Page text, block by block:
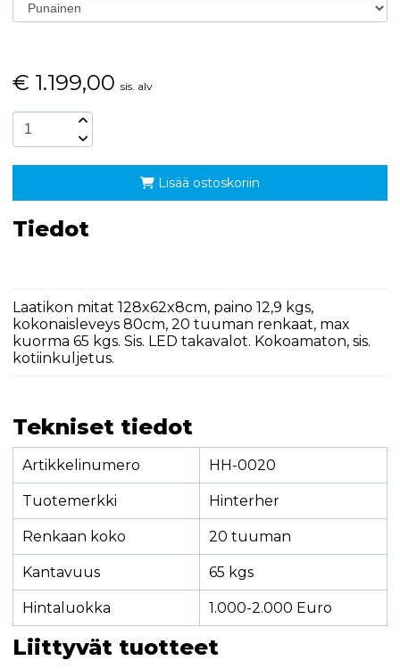
€ 1.199,00 sis. alv
Lisää ostoskoriin
Tiedot
Laatikon mitat 128x62x8cm, paino 12,9 kgs,
kokonaisleveys 80cm, 20 tuuman renkaat, max
kuorma 65 kgs. Sis. LED takavalot. Kokoamaton, sis.
kotiinkuljetus.
Tekniset tiedot
Artikkelinumero HH-0020
Tuotemerkki Hinterher
Renkaan koko 20 tuuman
Kantavuus 65 kgs
Hintaluokka 1.000-2.000 Euro
Liittyvät tuotteet